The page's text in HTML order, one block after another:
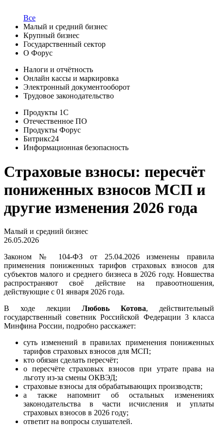
Все
Малый и средний бизнес
Крупный бизнес
Государственный сектор
О Форус
Налоги и отчётность
Онлайн кассы и маркировка
Электронный документооборот
Трудовое законодательство
Продукты 1С
Отечественное ПО
Продукты Форус
Битрикс24
Информационная безопасность
Страховые взносы: пересчёт
пониженных взносов МСП и
другие изменения 2026 года
Малый и средний бизнес
26.05.2026
Законом № 104-ФЗ от 25.04.2026 изменены правила
применения пониженных тарифов страховых взносов для
субъектов малого и среднего бизнеса в 2026 году. Новшества
распространяют своё действие на правоотношения,
действующие с 01 января 2026 года.
В ходе лекции Любовь Котова, действительный
государственный советник Российской Федерации 3 класса
Минфина России, подробно расскажет:
суть изменений в правилах применения пониженных
тарифов страховых взносов для МСП;
кто обязан сделать пересчёт;
о пересчёте страховых взносов при утрате права на
льготу из-за смены ОКВЭД;
страховые взносы для обрабатывающих производств;
а также напомнит об остальных изменениях
законодательства в части исчисления и уплаты
страховых взносов в 2026 году;
ответит на вопросы слушателей.